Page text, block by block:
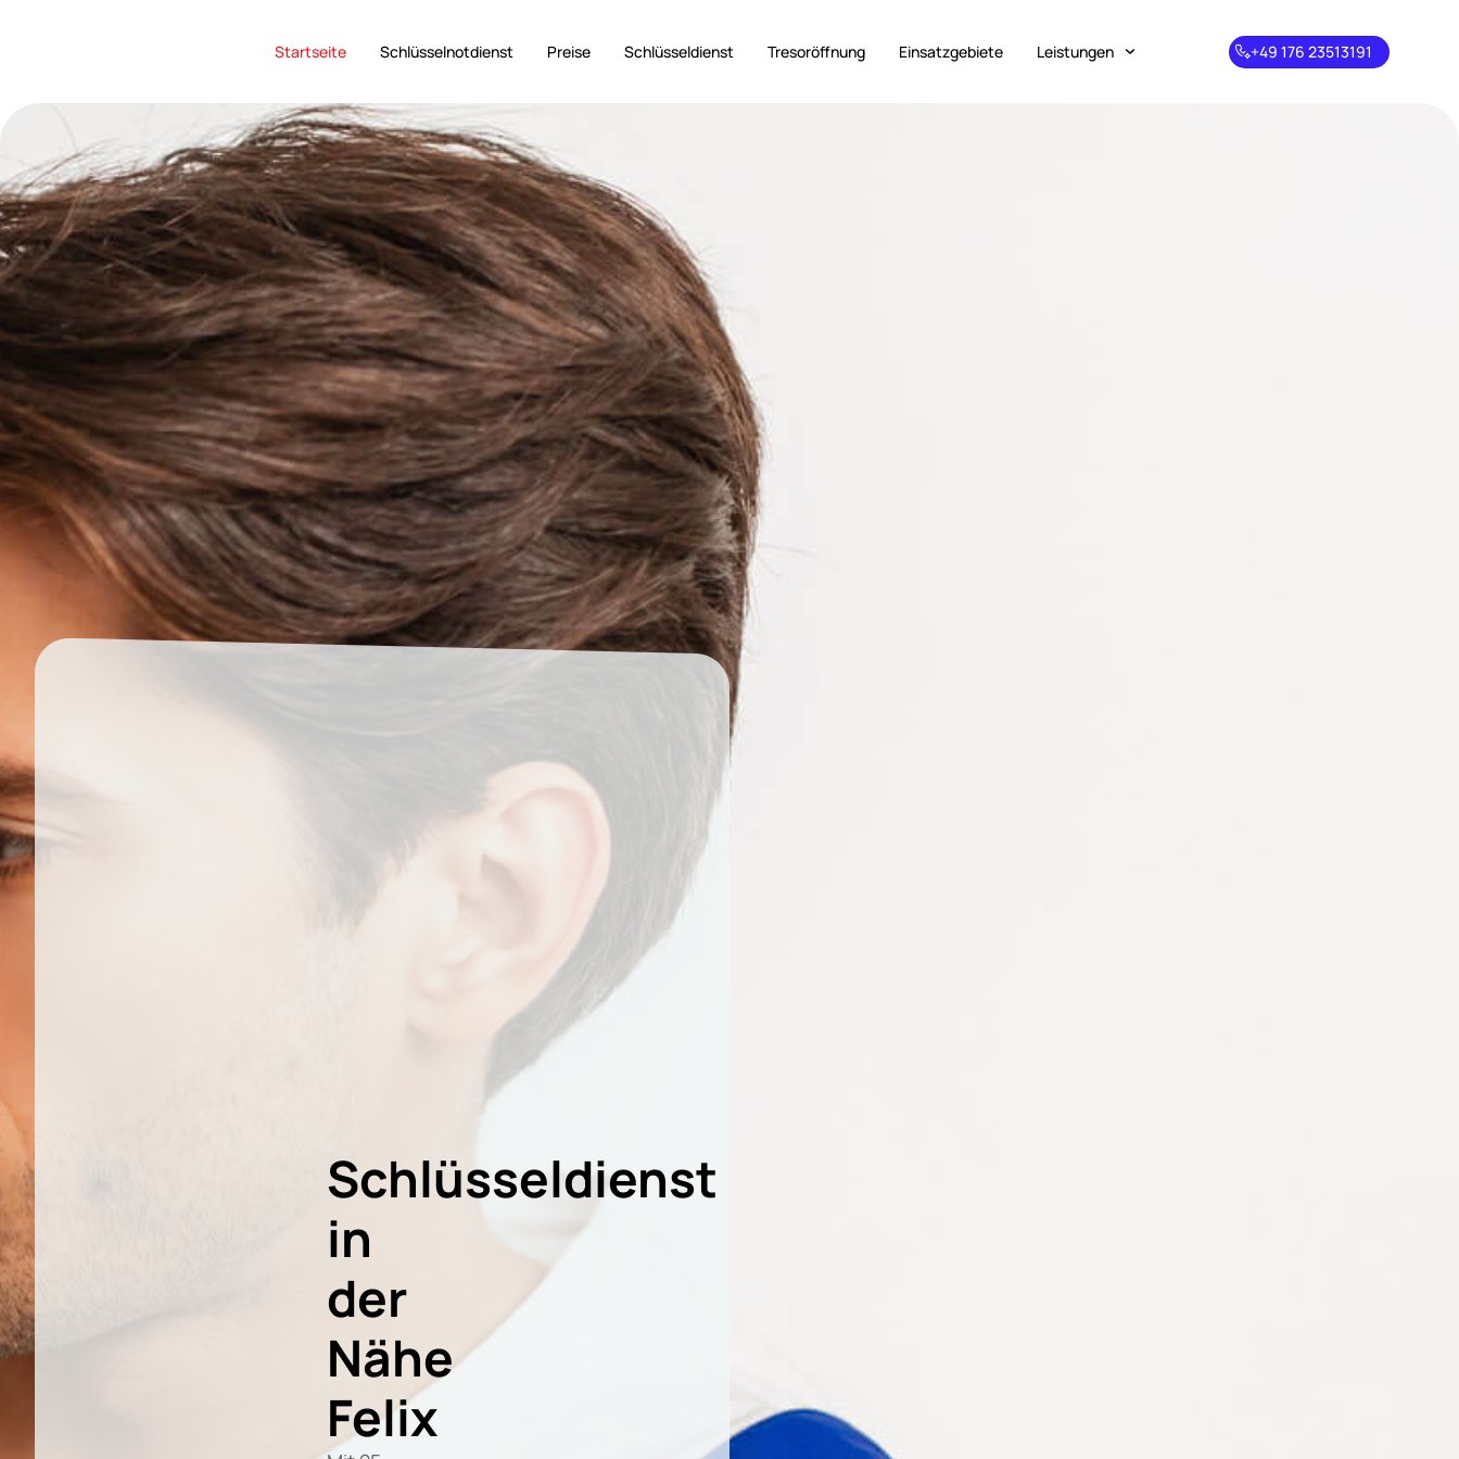
Startseite Schlüsselnotdienst Preise Schlüsseldienst Tresoröffnung Einsatzgebiete Leistungen
+49 176 23513191
Schlüsseldienst
in
der
Nähe
Felix